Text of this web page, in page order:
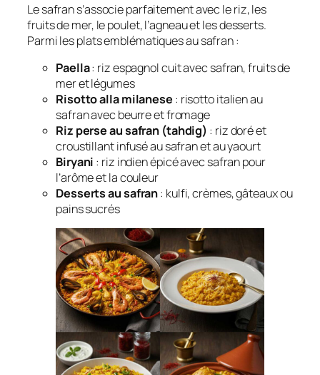
Le safran s’associe parfaitement avec le riz, les
fruits de mer, le poulet, l’agneau et les desserts.
Parmi les plats emblématiques au safran :
Paella: riz espagnol cuit avec safran, fruits de
mer et légumes
Risotto alla milanese : risotto italien au
safran avec beurre et fromage
Riz perse au safran (tahdig) : riz doré et
croustillant infusé au safran et au yaourt
Biryani : riz indien épicé avec safran pour
l’arôme et la couleur
Desserts au safran: kulfi, crèmes, gâteaux ou
pains sucrés